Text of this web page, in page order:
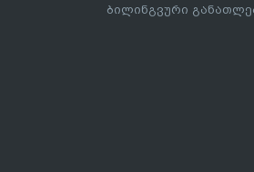
ბილინგვური